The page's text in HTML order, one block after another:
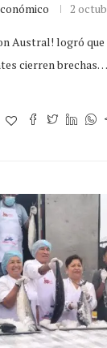
2
Austral! logró que
cierren brechas…